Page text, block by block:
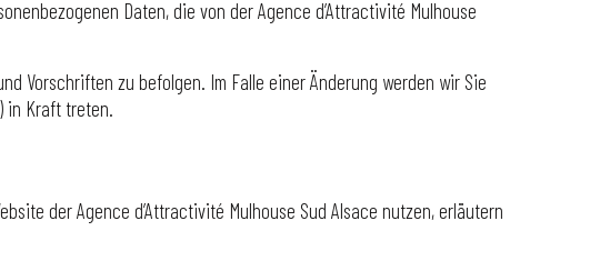
Daten, die von der Agence d’Attractivité Mulhouse
Vorschriften zu befolgen. Im Falle einer Änderung werden wir Sie
in Kraft treten.
der Agence d’Attractivité Mulhouse Sud Alsace nutzen, erläutern